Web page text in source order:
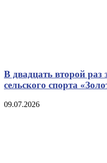
В двадцать второй раз
сельского спорта
09.07.2026